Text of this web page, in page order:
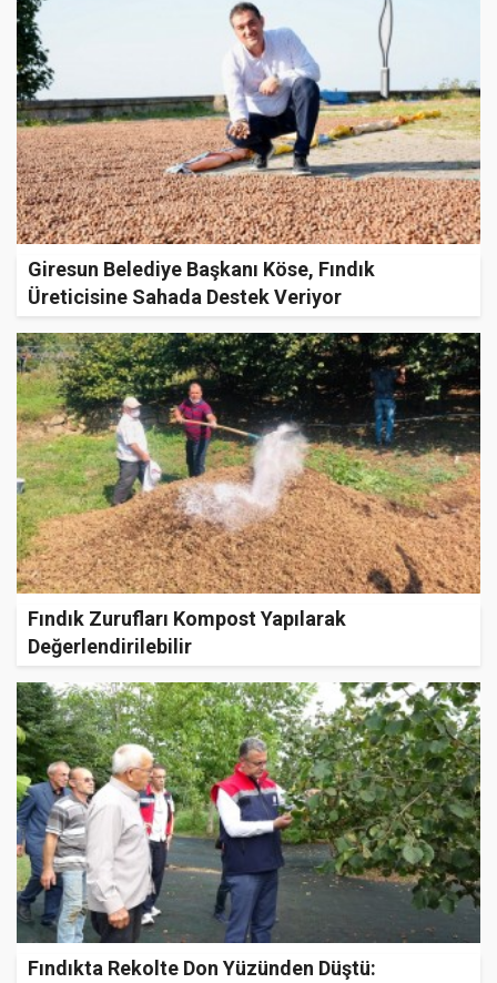
Giresun Belediye Başkanı Köse, Fındık
Üreticisine Sahada Destek Veriyor
Fındık Zurufları Kompost Yapılarak
Değerlendirilebilir
Fındıkta Rekolte Don Yüzünden Düştü: